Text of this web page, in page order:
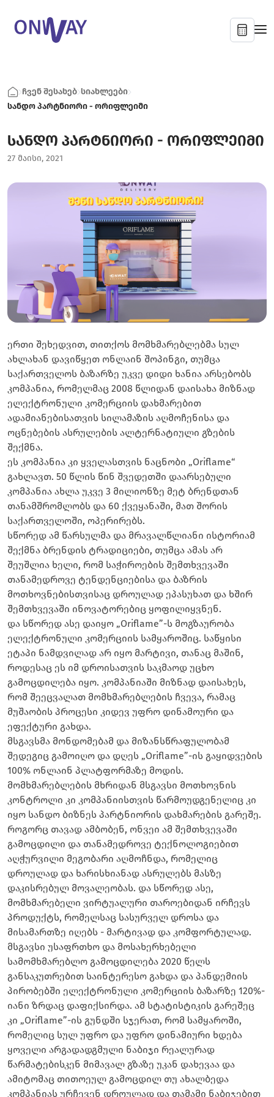
ჩვენ შესახებ სიახლეები
სანდო პარტნიორი - ორიფლეიმი
სანდო პარტნიორი - ორიფლეიმი
27 მაისი, 2021
ერთი შეხედვით, თითქოს მომხმარებლებმა სულ
ახლახან დავიწყეთ ონლაინ შოპინგი, თუმცა
საქართველოს ბაზარზე უკვე დიდი ხანია არსებობს
კომპანია, რომელმაც 2008 წლიდან დაისახა მიზნად
ელექტრონული კომერციის დახმარებით
ადამიანებისათვის სილამაზის აღმოჩენისა და
ოცნებების ასრულების ალტერნატიული გზების
შექმნა.
ეს კომპანია კი ყველასთვის ნაცნობი „Oriflame“
გახლავთ. 50 წლის წინ შვედეთში დაარსებული
კომპანია ახლა უკვე 3 მილიონზე მეტ ბრენდთან
თანამშრომლობს და 60 ქვეყანაში, მათ შორის
საქართველოში, ოპერირებს.
სწორედ ამ წარსულმა და მრავალწლიანი ისტორიამ
შექმნა ბრენდის ტრადიციები, თუმცა ამას არ
შეუშლია ხელი, რომ საჭიროების შემთხვევაში
თანამედროვე ტენდენციებისა და ბაზრის
მოთხოვნებისთვისაც დროულად ეპასუხათ და ხშირ
შემთხვევაში ინოვატორებიც ყოფილიყვნენ.
და სწორედ ასე დაიყო „Oriflame”-ს მოგზაურობა
ელექტრონული კომერციის სამყაროშიც. საწყისი
ეტაპი ნამდვილად არ იყო მარტივი, თანაც მაშინ,
როდესაც ეს იმ დროისათვის საკმაოდ უცხო
გამოცდილება იყო. კომპანიაში მიზნად დაისახეს,
რომ შეეცვალათ მომხმარებლების ჩვევა, რამაც
მუშაობის პროცესი კიდევ უფრო დინამოური და
ეფექტური გახდა.
მსგავსმა მონდომებამ და მიზანსწრაფულობამ
შედეგიც გამოიღო და დღეს „Oriflame”-ის გაყიდვების
100% ონლაინ პლატფორმაზე მოდის.
მომხმარებლების მხრიდან მსგავსი მოთხოვნის
კონტროლი კი კომპანიისთვის წარმოუდგენელიც კი
იყო სანდო ბიზნეს პარტნიორის დახმარების გარეშე.
როგორც თავად ამბობენ, ონვეი ამ შემთხვევაში
გამოცდილი და თანამედროვე ტექნოლოგიებით
აღჭურვილი მეგობარი აღმოჩნდა, რომელიც
დროულად და ხარისხიანად ასრულებს მასზე
დაკისრებულ მოვალეობას. და სწორედ ასე,
მომხმარებელი ვირტუალური თაროებიდან ირჩევს
პროდუქტს, რომელსაც სასურველ დროსა და
მისამართზე იღებს - მარტივად და კომფორტულად.
მსგავსი უსაფრთხო და მოსახერხებელი
სამომხმარებლო გამოცდილება 2020 წელს
განსაკუთრებით საინტერესო გახდა და პანდემიის
პირობებში ელექტრონული კომერციის ბაზარზე 120%-
იანი ზრდაც დაფიქსირდა. ამ სტატისტიკის გარეშეც
კი „Oriflame”-ის გუნდში სჯერათ, რომ სამყაროში,
რომელიც სულ უფრო და უფრო დინამიური ხდება
ყოველი არგადადგმული ნაბიჯი რეალურად
წარმატებისკენ მიმავალ გზაზე უკან დახევაა და
ამიტომაც თითოეულ გამოცდილ თუ ახალბედა
კომპანიას ურჩევენ დროულად და თამამი ნაბიჯებით